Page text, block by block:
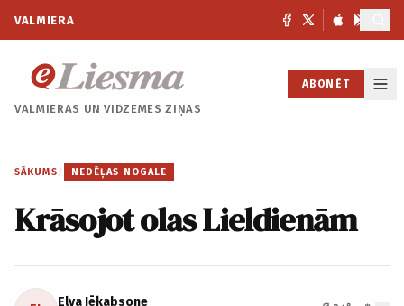
VALMIERA
VALMIERAS UNVIDZEMES ZIŅAS
ABONĒT
SĀKUMS / NEDĒĻAS NOGALE
Krāsojot olas Lieldienām
Elva Jēkabsone